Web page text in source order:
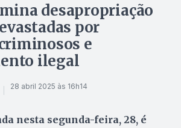
desapropriação
por
e
ilegal
28 abril 2025 às 16h14
nesta segunda-feira, 28, é